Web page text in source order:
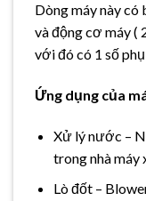
Dòng máy này có
và động cơ máy (
với đó có 1 số
Ứng dụng của
Xử lý nước –
trong nhà máy
Lò đốt –